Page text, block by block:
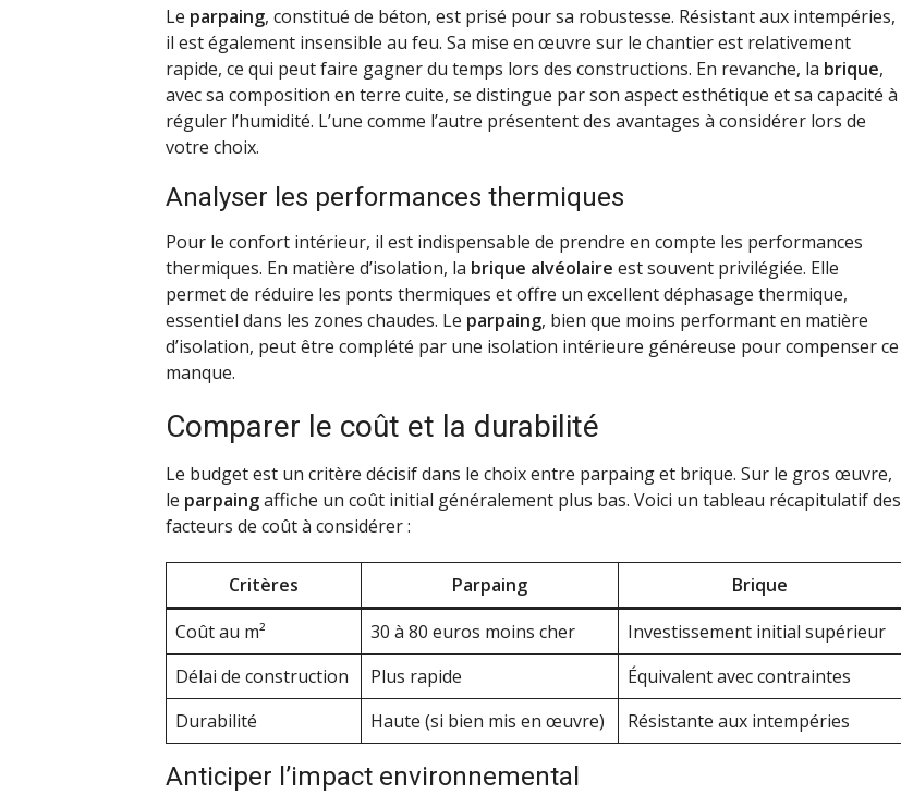
Le parpaing, constitué de béton, est prisé pour sa robustesse. Résistant aux intempéries,
il est également insensible au feu. Sa mise en œuvre sur le chantier est relativement
rapide, ce qui peut faire gagner du temps lors des constructions. En revanche, la brique,
avec sa composition en terre cuite, se distingue par son aspect esthétique et sa capacité à
réguler l’humidité. L’une comme l’autre présentent des avantages à considérer lors de
votre choix.
Analyser les performances thermiques
Pour le confort intérieur, il est indispensable de prendre en compte les performances
thermiques. En matière d’isolation, la brique alvéolaire est souvent privilégiée. Elle
permet de réduire les ponts thermiques et offre un excellent déphasage thermique,
essentiel dans les zones chaudes. Le parpaing, bien que moins performant en matière
d’isolation, peut être complété par une isolation intérieure généreuse pour compenser ce
manque.
Comparer le coût et la durabilité
Le budget est un critère décisif dans le choix entre parpaing et brique. Sur le gros œuvre,
le parpaingaffiche un coût initial généralement plus bas. Voici un tableau récapitulatif des
facteurs de coût à considérer :
Critères Parpaing
Brique
Coût au m²
30 à 80 euros moins cher
Investissement initial supérieur
Délai de construction
Plus rapide
Équivalent avec contraintes
Durabilité
Haute (si bien mis en œuvre) Résistante aux intempéries
Anticiper l’impact environnemental